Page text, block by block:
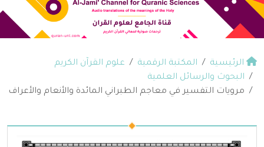
الرئيسية المكتبة الرقمية
علوم القرآن الكريم
البحوث والرسائل العلمية
مرويات التفسير في معاجم الطبراني المائدة والأنعام والأعراف